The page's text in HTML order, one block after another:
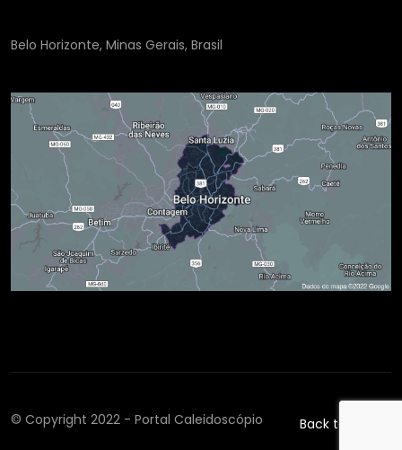
Belo Horizonte, Minas Gerais, Brasil
© Copyright 2022 - Portal Caleidoscópio Back to top